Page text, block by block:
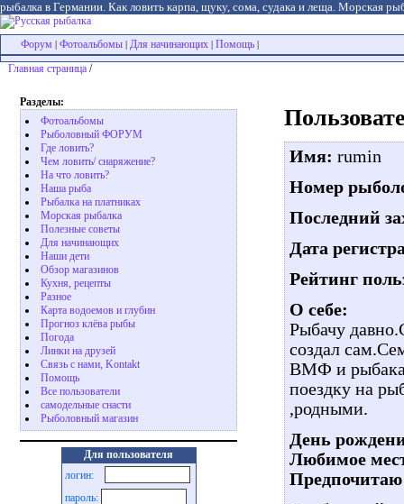
рыбалка в Германии. Как ловить карпа, щуку, сома, судака и леща. Морская
Форум Фотоальбомы Для начинающих Помощь
Главная страница /
Разделы:
Фотоальбомы
Рыболовный ФОРУМ
Где ловить?
Чем ловить/ снаряжение?
На что ловить?
Наша рыба
Рыбалка на платниках
Морская рыбалка
Полезные советы
Для начинающих
Наши дети
Обзор магазинов
Кухня, рецепты
Разное
Карта водоемов и глубин
Прогноз клёва рыбы
Погода
Линки на друзей
Связь с нами, Kontakt
Помощь
Все пользователи
самодельные снасти
Рыболовный магазин
Для пользователя
логин:
пароль:
Имя: rumin
Номер
Последний
Дата
Рейтинг
О себе:
Рыбачу
создал
ВМФ и
поездку на
,родными.
День
Любимое